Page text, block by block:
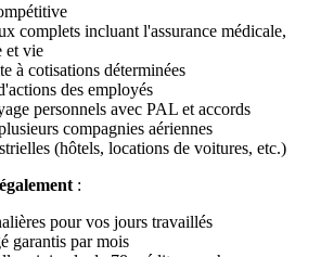
complets incluant l'assurance médicale,
et vie
à cotisations déterminées
des employés
personnels avec PAL et accords
compagnies aériennes
(hôtels, locations de voitures, etc.)
:
pour vos jours travaillés
garantis par mois